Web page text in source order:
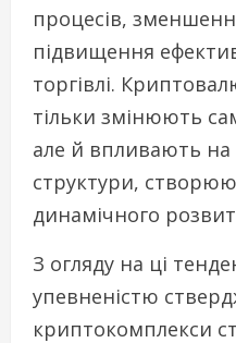
процесів,
підвищення
торгівлі.
тільки змінюють
але й впливають на
структури,
динамічного
З огляду на ці
упевненістю
криптокомплекси